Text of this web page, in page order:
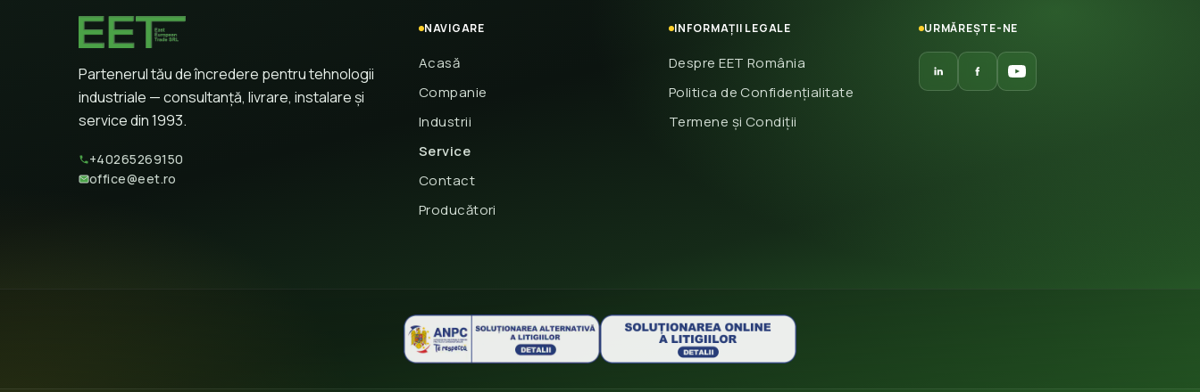
Partenerul tău de încredere pentru tehnologii
industriale — consultanță, livrare, instalare și
service din 1993.
+40265269150
office@eet.ro
NAVIGARE
Acasă
Companie
Industrii
Service
Contact
Producători
INFORMAȚII LEGALE
Despre EET România
Politica de Confidențialitate
Termene și Condiții
URMĂREȘTE-NE